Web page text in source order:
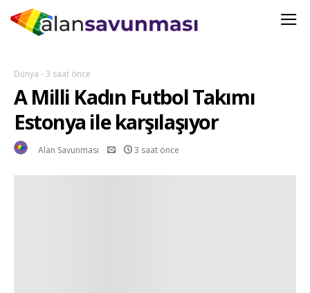
Dünya -3 saat önce
A Milli Kadın Futbol Takımı
Estonya ile karşılaşıyor
Alan Savunması 3 saat önce